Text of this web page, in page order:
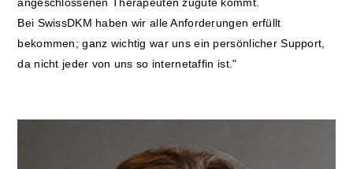
angeschlossenen Therapeuten zugute kommt.
Bei SwissDKM haben wir alle Anforderungen erfüllt
bekommen; ganz wichtig war uns ein persönlicher Support,
da nicht jeder von uns so internetaffin ist."